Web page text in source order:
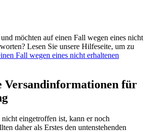
möchten auf einen Fall wegen eines nicht
Lesen Sie unsere Hilfeseite, um zu
Fall wegen eines nicht erhaltenen
Versandinformationen für
eingetroffen ist, kann er noch
daher als Erstes den untenstehenden